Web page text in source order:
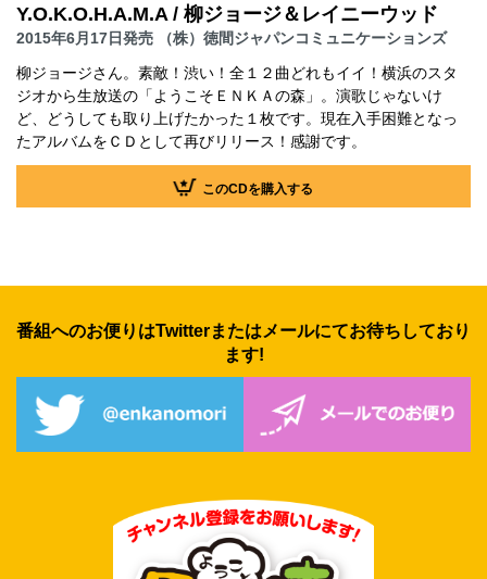
Y.O.K.O.H.A.M.A / 柳ジョージ＆レイニーウッド
2015年6月17日発売 （株）徳間ジャパンコミュニケーションズ
柳ジョージさん。素敵！渋い！全１２曲どれもイイ！横浜のスタ
ジオから生放送の「ようこそＥＮＫＡの森」。演歌じゃないけ
ど、どうしても取り上げたかった１枚です。現在入手困難となっ
たアルバムをＣＤとして再びリリース！感謝です。
このCDを購入する
番組へのお便りはTwitterまたは メールにてお待ちしており
ます!